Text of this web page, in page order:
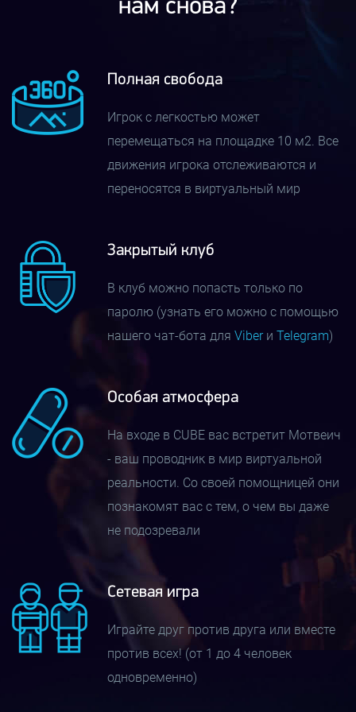
модель ВР оборудования?
Шлем HTC Vive — лучшее оборудование для полного
Данная продукция являет собой разработку от
корпораций HTC и Valve. Более ранние образцы
2014 г, после чего Valve заявила о том, что готова
продемонстрировать инновационную систему
виртуальной реальности «SteamVR» на
международной конференции разработчиков игр GDC
в 2015 г.
устройства, напоминающего очки, произошло 1 марта
2015 г. с планируемым началом реализации в ноябре
того же года. В январе 2018 г. увидела свет
обновленная вариация шлема, именуемая Vive Pro, в
Шлем HTC Vive переносит пространство VR комнаты
в игровой мир и позволяет воспринимать цифровую
реальность так, будто это происходит с вами в
действительности. Новый контент для аппарата
создают лучшие студии мира, а магазин его
приложений постоянно пополняется уникальными
нам снова?
Полная свобода
Игрок с легкостью может
перемещаться на площадке 10 м2. Все
движения игрока отслеживаются и
переносятся в виртуальный мир
Закрытый клуб
В клуб можно попасть только по
паролю (узнать его можно с помощью
нашего чат-бота для Viberи Telegram)
Особая атмосфера
На входе в CUBE вас встретит Мотвеич
- ваш проводник в мир виртуальной
реальности. Со своей помощницей они
познакомят вас с тем, о чем вы даже
не подозревали
Сетевая игра
Играйте друг против друга или вместе
против всех! (от 1 до 4 человек
одновременно)